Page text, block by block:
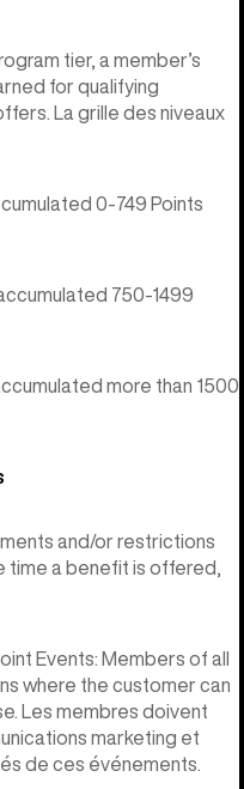
tier, a member’s
for qualifying
La grille des niveaux
0-749 Points
750-1499
more than 1500
and/or restrictions
a benefit is offered,
Events: Members of all
where the customer can
Les membres doivent
marketing et
de ces événements.